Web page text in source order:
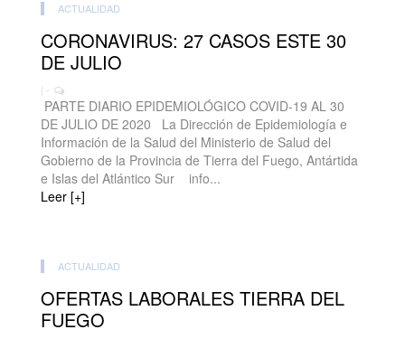
ACTUALIDAD
CORONAVIRUS: 27 CASOS ESTE 30
DE JULIO
| -
PARTE DIARIO EPIDEMIOLÓGICO COVID-19 AL 30
DE JULIO DE 2020 La Dirección de Epidemiología e
Información de la Salud del Ministerio de Salud del
Gobierno de la Provincia de Tierra del Fuego, Antártida
e Islas del Atlántico Sur info...
Leer [+]
ACTUALIDAD
OFERTAS LABORALES TIERRA DEL
FUEGO